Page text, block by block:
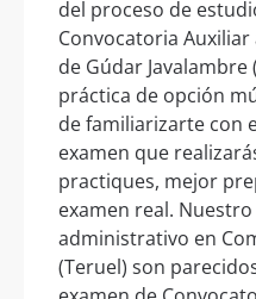
del proceso de
Convocatoria
de Gúdar
práctica de opción
de familiarizarte con
examen que
practiques, mejor
examen real.
administrativo en
(Teruel) son